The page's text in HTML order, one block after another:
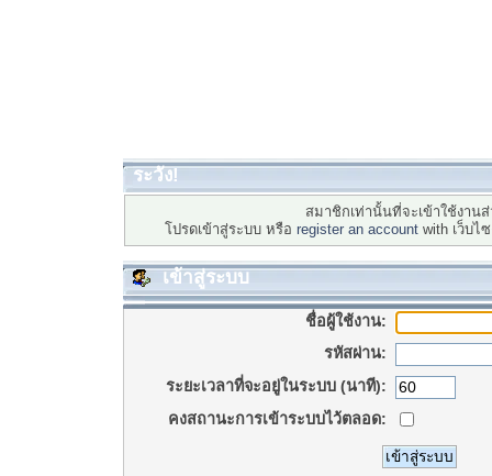
ระวัง!
สมาชิกเท่านั้นที่จะเข้าใช้งาน
โปรดเข้าสู่ระบบ หรือ register an account with เว็บ
เข้าสู่ระบบ
ชื่อผู้ใช้งาน:
รหัสผ่าน:
ระยะเวลาที่จะอยู่ในระบบ (นาที):
คงสถานะการเข้าระบบไว้ตลอด: